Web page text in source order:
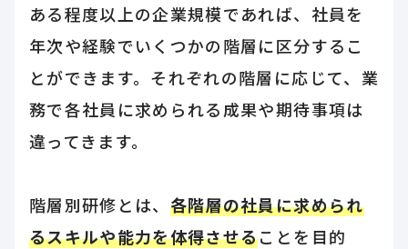
ある程度以上の企業規模であれば、社員を
年次や経験でいくつかの階層に区分するこ
とができます。それぞれの階層に応じて、業
務で各社員に求められる成果や期待事項は
違ってきます。
階層別研修とは、 各階層の社員に求められ
るスキルや能力を体得させることを目的